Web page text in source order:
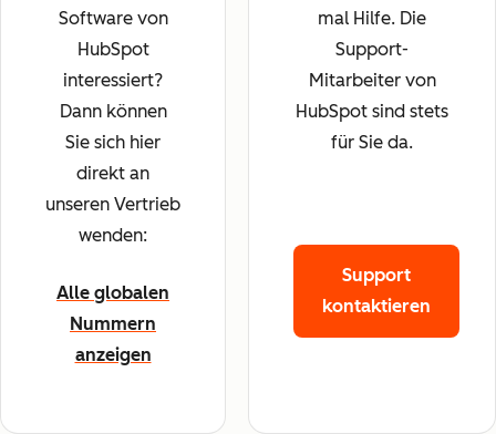
Software von
HubSpot
interessiert?
Dann können
Sie sich hier
direkt an
unseren Vertrieb
wenden:
Alle globalen
Nummern
anzeigen
mal Hilfe. Die
Support-
Mitarbeiter von
HubSpot sind stets
für Sie da.
Support
kontaktieren